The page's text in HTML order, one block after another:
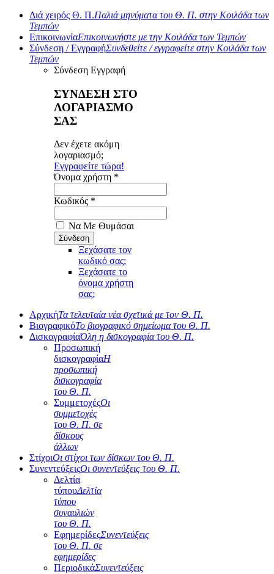
Διά χειρός Θ. Π.Παλιά μηνύματα του Θ. Π. στην Κοιλάδα των
Τεμπών
ΕπικοινωνίαΕπικοινωνήστε με την Κοιλάδα των Τεμπών
Σύνδεση / ΕγγραφήΣυνδεθείτε / εγγραφείτε στην Κοιλάδα των
Τεμπών
Σύνδεση Εγγραφή
ΣΥΝΔΕΣΗ ΣΤΟ
ΛΟΓΑΡΙΑΣΜΟ
ΣΑΣ
Δεν έχετε ακόμη
λογαριασμό;
Εγγραφείτε τώρα!
Όνομα χρήστη *
Κωδικός *
Να Με Θυμάσαι
Ξεχάσατε τον
κωδικό σας;
Ξεχάσατε το
όνομα χρήστη
σας;
ΑρχικήΤα τελευταία νέα σχετικά με τον Θ. Π.
ΒιογραφικόΤο βιογραφικό σημείωμα του Θ. Π.
ΔισκογραφίαΌλη η δισκογραφία του Θ. Π.
Προσωπική
δισκογραφίαΗ
προσωπική
δισκογραφία
του Θ. Π.
ΣυμμετοχέςΟι
συμμετοχές
του Θ. Π. σε
δίσκους
άλλων
ΣτίχοιΟι στίχοι των δίσκων του Θ. Π.
ΣυνεντεύξειςΟι συνεντεύξεις του Θ. Π.
Δελτία
τύπουΔελτία
τύπου
συναυλιών
του Θ. Π.
ΕφημερίδεςΣυνεντεύξεις
του Θ. Π. σε
εφημερίδες
ΠεριοδικάΣυνεντεύξεις